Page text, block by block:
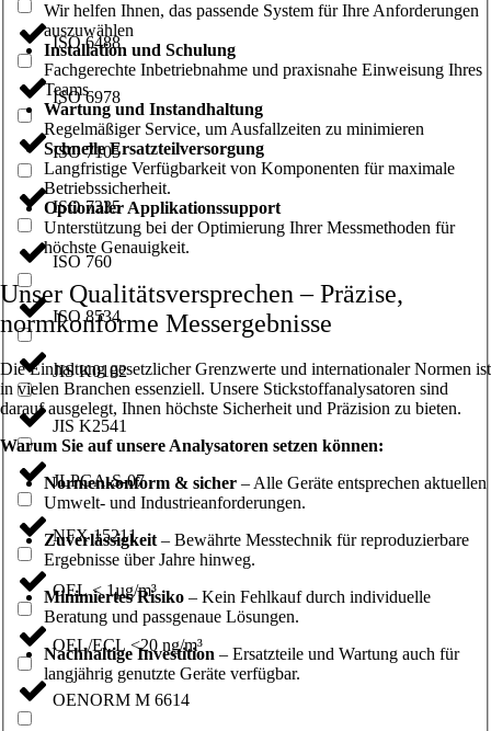
ISO 6488
ISO 6978
ISO 7105
ISO 7335
ISO 760
ISO 8534
JIS K0102
JIS K2541
JLPGA-S-07
NFX 15211
OEL < 1µg/m³
OEL/ECL <20 ng/m³
OENORM M 6614
Wir helfen Ihnen, das passende System für Ihre Anforderungen
auszuwählen
Installation und Schulung
Fachgerechte Inbetriebnahme und praxisnahe Einweisung Ihres
Teams
Wartung und Instandhaltung
Regelmäßiger Service, um Ausfallzeiten zu minimieren
Schnelle Ersatzteilversorgung
Langfristige Verfügbarkeit von Komponenten für maximale
Betriebssicherheit.
Optionaler Applikationssupport
Unterstützung bei der Optimierung Ihrer Messmethoden für
höchste Genauigkeit.
Unser Qualitätsversprechen – Präzise,
normkonforme Messergebnisse
Die Einhaltung gesetzlicher Grenzwerte und internationaler Normen ist
in vielen Branchen essenziell. Unsere Stickstoffanalysatoren sind
darauf ausgelegt, Ihnen höchste Sicherheit und Präzision zu bieten.
Warum Sie auf unsere Analysatoren setzen können:
Normenkonform & sicher – Alle Geräte entsprechen aktuellen
Umwelt- und Industrieanforderungen.
Zuverlässigkeit– Bewährte Messtechnik für reproduzierbare
Ergebnisse über Jahre hinweg.
Minimiertes Risiko – Kein Fehlkauf durch individuelle
Beratung und passgenaue Lösungen.
Nachhaltige Investition – Ersatzteile und Wartung auch für
langjährig genutzte Geräte verfügbar.